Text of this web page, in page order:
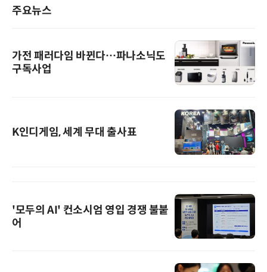
주요뉴스
가전 패러다임 바뀐다…파나소닉도
구독사업
K인디게임, 세계 무대 출사표
'모두의 AI' 컨소시엄 영입 경쟁 불붙
어